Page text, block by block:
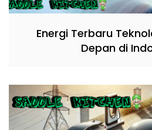
Energi Terbaru
Depan di